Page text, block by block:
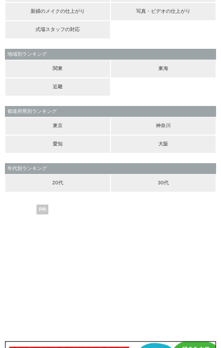
新婦のメイクの仕上がり 写真・ビデオの仕上がり
式場スタッフの対応
地域別ランキング
関東 東海
近畿
都道府県別ランキング
東京 神奈川
愛知 大阪
年代別ランキング
20代 30代
PR